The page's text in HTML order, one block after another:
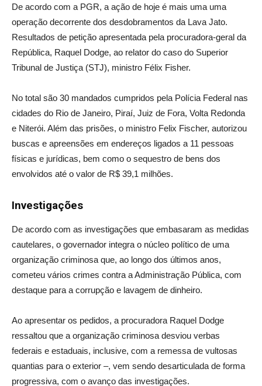
De acordo com a PGR, a ação de hoje é mais uma uma
operação decorrente dos desdobramentos da Lava Jato.
Resultados de petição apresentada pela procuradora-geral da
República, Raquel Dodge, ao relator do caso do Superior
Tribunal de Justiça (STJ), ministro Félix Fisher.
No total são 30 mandados cumpridos pela Polícia Federal nas
cidades do Rio de Janeiro, Piraí, Juiz de Fora, Volta Redonda
e Niterói. Além das prisões, o ministro Felix Fischer, autorizou
buscas e apreensões em endereços ligados a 11 pessoas
físicas e jurídicas, bem como o sequestro de bens dos
envolvidos até o valor de R$ 39,1 milhões.
Investigações
De acordo com as investigações que embasaram as medidas
cautelares, o governador integra o núcleo político de uma
organização criminosa que, ao longo dos últimos anos,
cometeu vários crimes contra a Administração Pública, com
destaque para a corrupção e lavagem de dinheiro.
Ao apresentar os pedidos, a procuradora Raquel Dodge
ressaltou que a organização criminosa desviou verbas
federais e estaduais, inclusive, com a remessa de vultosas
quantias para o exterior –, vem sendo desarticulada de forma
progressiva, com o avanço das investigações.